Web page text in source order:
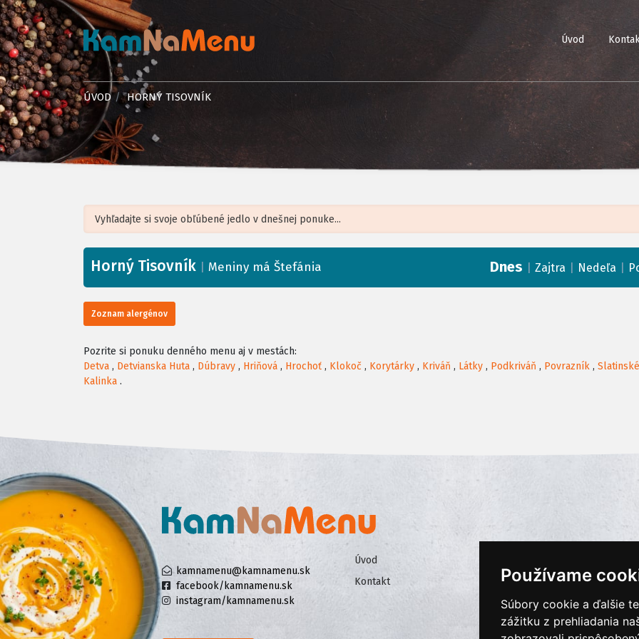
Používame
Súbory cookie a ďalšie
zážitku z prehliadania
Úvod
ÚVOD HORNÝ TISOVNÍK
+
−
Horný Tisovník Meniny má Štefánia Dnes Zajtra Nedeľa
Zoznam alergénov
Pozrite si ponuku denného menu aj v mestách:
Detva , Detvianska Huta , Dúbravy , Hriňová , Hrochoť , Klokoč , Korytárky , Kriváň , Látky , Podkriváň , Povrazník ,
Kalinka .
kamnamenu@kamnamenu.sk
facebook/kamnamenu.sk
instagram/kamnamenu.sk
Úvod
Kontakt
Ochrana osobných údajov
Cookies